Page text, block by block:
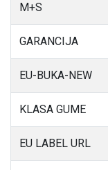
M+S
GARANCIJA
EU-BUKA-NEW
KLASA GUME
EU LABEL URL